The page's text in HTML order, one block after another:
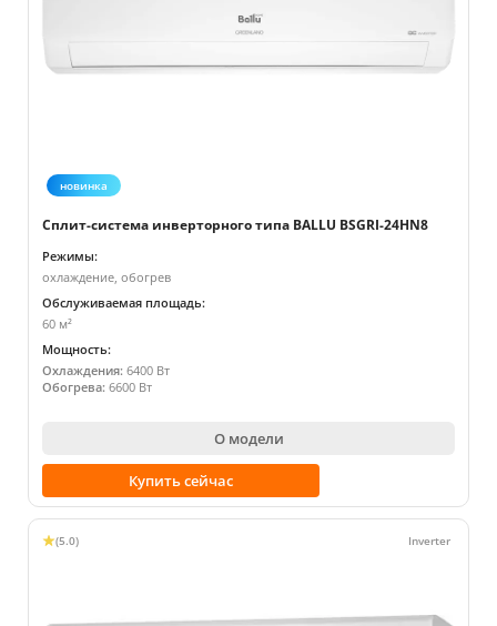
новинка
Сплит-система инверторного типа BALLU BSGRI-24HN8
Режимы:
охлаждение, обогрев
Обслуживаемая площадь:
60 м²
Мощность:
Охлаждения: 6400 Вт
Обогрева: 6600 Вт
О модели
Купить сейчас
(5.0)